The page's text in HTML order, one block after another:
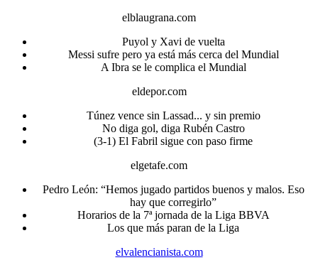
elblaugrana.com
Puyol y Xavi de vuelta
Messi sufre pero ya está más cerca del Mundial
A Ibra se le complica el Mundial
eldepor.com
Túnez vence sin Lassad... y sin premio
No diga gol, diga Rubén Castro
(3-1) El Fabril sigue con paso firme
elgetafe.com
Pedro León: “Hemos jugado partidos buenos y malos. Eso
hay que corregirlo”
Horarios de la 7ª jornada de la Liga BBVA
Los que más paran de la Liga
elvalencianista.com